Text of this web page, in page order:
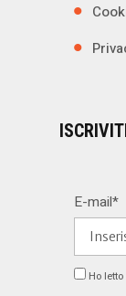
E-mail*
Ho